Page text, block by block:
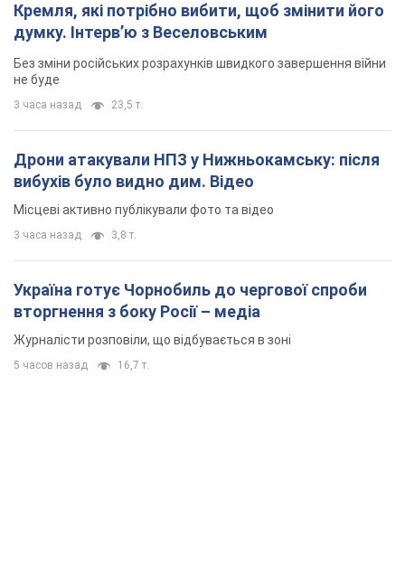
Кремля, які потрібно вибити, щоб змінити його
думку. Інтерв’ю з Веселовським
Без зміни російських розрахунків швидкого завершення війни
не буде
3 часа назад 23,5 т.
Дрони атакували НПЗ у Нижньокамську: після
вибухів було видно дим. Відео
Місцеві активно публікували фото та відео
3 часа назад 3,8 т.
Україна готує Чорнобиль до чергової спроби
вторгнення з боку Росії – медіа
Журналісти розповіли, що відбувається в зоні
5 часов назад 16,7 т.